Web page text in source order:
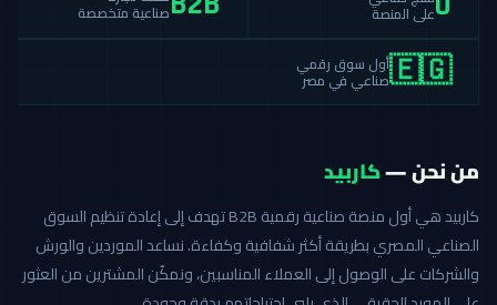
على المنصة صناعية متخصصة
🇪🇬أول سوق رقمي
صناعي في مصر
من نحن —كاربيد
كاربيد هي أول منصة صناعية رقمية B2B تهدف إلى إعادة تنظيم السوق
الصناعي المصري بطريقة أكثر شفافية وكفاءة. نساعد الموردين والورش
والشركات على الوصول إلى العملاء المناسبين، ونمكّن المشترين من العثور